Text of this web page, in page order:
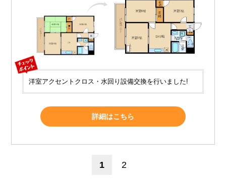
洋室アクセントクロス・水回り設備交換を行いました!
詳細はこちら
1 2